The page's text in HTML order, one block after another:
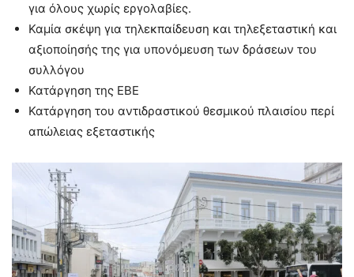
για όλους χωρίς εργολαβίες.
Καμία σκέψη για τηλεκπαίδευση και τηλεξεταστική και
αξιοποίησής της για υπονόμευση των δράσεων του
συλλόγου
Κατάργηση της ΕΒΕ
Κατάργηση του αντιδραστικού θεσμικού πλαισίου περί
απώλειας εξεταστικής